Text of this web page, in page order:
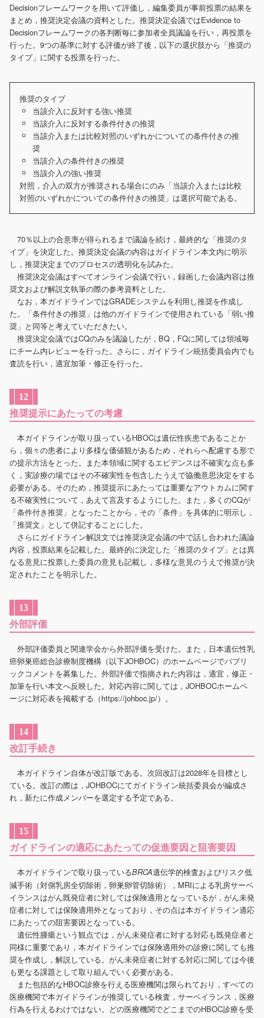
Decisionフレームワークを用いて評価し，編集委員が事前投票の結果を
まとめ，推奨決定会議の資料とした。推奨決定会議ではEvidence to
Decisionフレームワークの各判断毎に参加者全員議論を行い，再投票を
行った。9つの基準に対する評価が終了後，以下の選択肢から「推奨の
タイプ」に関する投票を行った。
推奨のタイプ
当該介入に反対する強い推奨
当該介入に反対する条件付きの推奨
当該介入または比較対照のいずれかについての条件付きの推
奨
当該介入の条件付きの推奨
当該介入の強い推奨
対照，介入の双方が推奨される場合にのみ「当該介入または比較
対照のいずれかについての条件付きの推奨」は選択可能である。
70％以上の合意率が得られるまで議論を続け，最終的な「推奨のタ
イプ」を決定した。推奨決定会議の内容はガイドライン本文内に明示
し，推奨決定までのプロセスの透明化を試みた。
推奨決定会議はすべてオンライン会議で行い，録画した会議内容は推
奨文および解説文執筆の際の参考資料とした。
なお，本ガイドラインではGRADEシステムを利用し推奨を作成し
た。「条件付きの推奨」は他のガイドラインで使用されている「弱い推
奨」と同等と考えていただきたい。
推奨決定会議ではCQのみを議論したが，BQ，FQに関しては領域毎
にチーム内レビューを行った。さらに，ガイドライン統括委員会内でも
査読を行い，適宜加筆・修正を行った。
12
推奨提示にあたっての考慮
本ガイドラインが取り扱っているHBOCは遺伝性疾患であることか
ら，個々の患者により多様な価値観があるため，それらへ配慮する形で
の提示方法をとった。また本領域に関するエビデンスは不確実な点も多
く，実診療の場ではその不確実性を包含したうえで協働意思決定をする
必要がある。そのため，推奨提示にあたっては重要なアウトカムに関す
る不確実性について，あえて言及するようにした。また，多くのCQが
「条件付き推奨」となったことから，その「条件」を具体的に明示し，
「推奨文」として併記することにした。
さらにガイドライン解説文では推奨決定会議の中で話し合われた議論
内容，投票結果を記載した。最終的に決定した「推奨のタイプ」とは異
なる意見に投票した委員の意見も記載し，多様な意見のうえで推奨が決
定されたことを明示した。
13
外部評価
外部評価委員と関連学会から外部評価を受けた。また，日本遺伝性乳
癌卵巣癌総合診療制度機構（以下JOHBOC）のホームページでパブリ
ックコメントを募集した。外部評価で指摘された内容は，適宜，修正・
加筆を行い本文へ反映した。対応内容に関しては，JOHBOCホームペ
ージに対応表を掲載する（https://johboc.jp/）。
14
改訂手続き
本ガイドライン自体が改訂版である。次回改訂は2028年を目標とし
ている。改訂の際は，JOHBOCにてガイドライン統括委員会が編成さ
れ，新たに作成メンバーを選定する予定である。
15
ガイドラインの適応にあたっての促進要因と阻害要因
本ガイドラインで取り扱っているBRCA遺伝学的検査およびリスク低
減手術（対側乳房全切除術，卵巣卵管切除術），MRIによる乳房サーベ
イランスはがん既発症者に対しては保険適用となっているが，がん未発
症者に対しては保険適用外となっており，その点は本ガイドライン適応
にあたっての阻害要因となっている。
遺伝性腫瘍という観点では，がん未発症者に対する対応も既発症者と
同様に重要であり，本ガイドラインでは保険適用外の診療に関しても推
奨を作成し，解説している。がん未発症者に対する対応に関しては今後
も更なる課題として取り組んでいく必要がある。
また包括的なHBOC診療を行える医療機関は限られており，すべての
医療機関で本ガイドラインが推奨している検査，サーベイランス，医療
行為を行えるわけではない。どの医療機関でどこまでのHBOC診療を受